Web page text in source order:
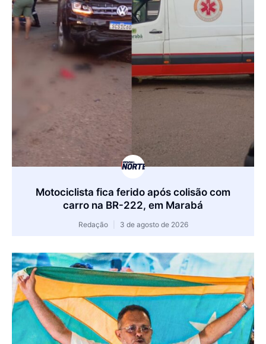
Motociclista fica ferido após colisão com
carro na BR-222, em Marabá
Redação 3 de agosto de 2026